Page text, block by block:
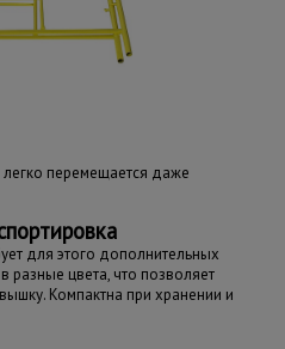
перемещается даже
для этого дополнительных
разные цвета, что позволяет
Компактна при хранении и